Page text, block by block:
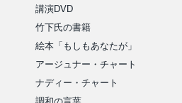
講演DVD
竹下氏の書籍
絵本「もしもあなたが」
アージュナー・チャート
ナディー・チャート